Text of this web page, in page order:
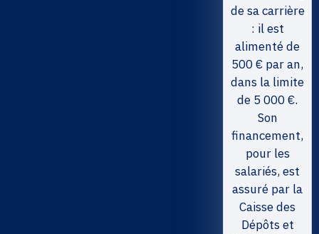
de sa carrière
: il est
alimenté de
500 € par an,
dans la limite
de 5 000 €.
Son
financement,
pour les
salariés, est
assuré par la
Caisse des
Dépôts et